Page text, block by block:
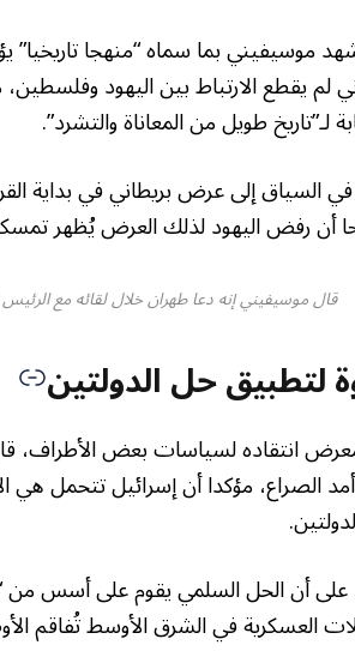
موسيفيني بما سماه “منهجا
لم يقطع الارتباط بين اليهود
لـ”تاريخ طويل من المعاناة والتشرد”.
السياق إلى عرض بريطاني في بداية
أن رفض اليهود لذلك العرض يُظهر
قال موسيفيني إنه دعا طهران خلال لقائه مع الرئيس
لتطبيق حل الدولتين
انتقاده لسياسات بعض الأطراف،
الصراع، مؤكدا أن إسرائيل تتحمل
أن الحل السلمي يقوم على أسس من
العسكرية في الشرق الأوسط تُفاقم